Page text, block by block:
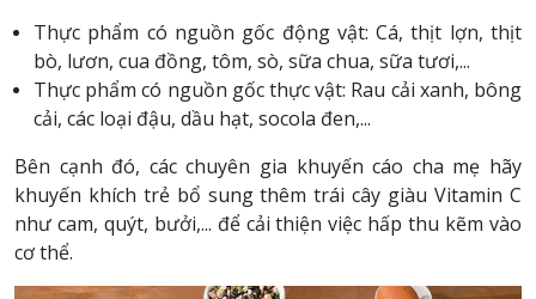
Thực phẩm có nguồn gốc động vật:Cá, thịt lợn, thịt
bò, lươn, cua đồng, tôm, sò, sữa chua, sữa tươi,...
Thực phẩm có nguồn gốc thực vật: Rau cải xanh, bông
cải, các loại đậu, dầu hạt, socola đen,...
Bên cạnh đó, các chuyên gia khuyến cáo cha mẹ hãy
khuyến khích trẻ bổ sung thêm trái cây giàu Vitamin C
như cam, quýt, bưởi,... để cải thiện việc hấp thu kẽm vào
cơ thể.